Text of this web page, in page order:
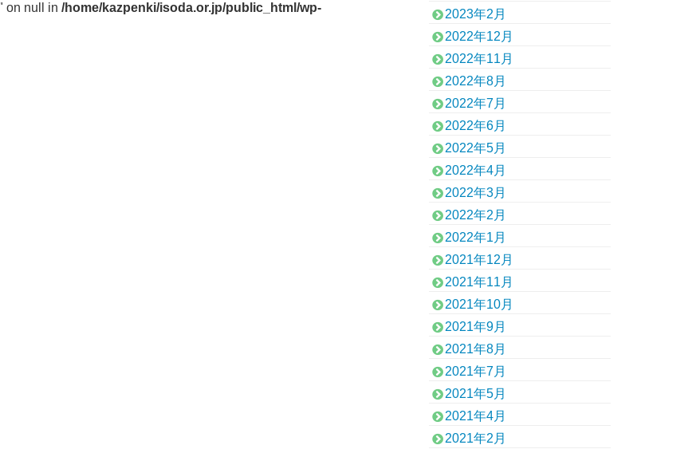
on null in /home/kazpenki/isoda.or.jp/public_html/wp-
2023年2月
2022年12月
2022年11月
2022年8月
2022年7月
2022年6月
2022年5月
2022年4月
2022年3月
2022年2月
2022年1月
2021年12月
2021年11月
2021年10月
2021年9月
2021年8月
2021年7月
2021年5月
2021年4月
2021年2月